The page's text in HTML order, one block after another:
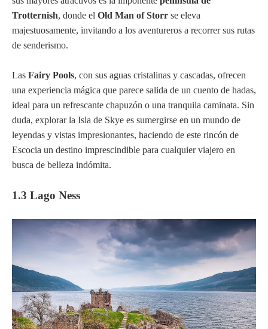
Trotternish, donde el Old Man of Storr se eleva
majestuosamente, invitando a los aventureros a recorrer sus rutas
de senderismo.
Las Fairy Pools, con sus aguas cristalinas y cascadas, ofrecen
una experiencia mágica que parece salida de un cuento de hadas,
ideal para un refrescante chapuzón o una tranquila caminata. Sin
duda, explorar la Isla de Skye es sumergirse en un mundo de
leyendas y vistas impresionantes, haciendo de este rincón de
Escocia un destino imprescindible para cualquier viajero en
busca de belleza indómita.
1.3 Lago Ness